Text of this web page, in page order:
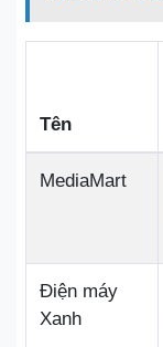
Tên
MediaMart
Điện máy
Xanh